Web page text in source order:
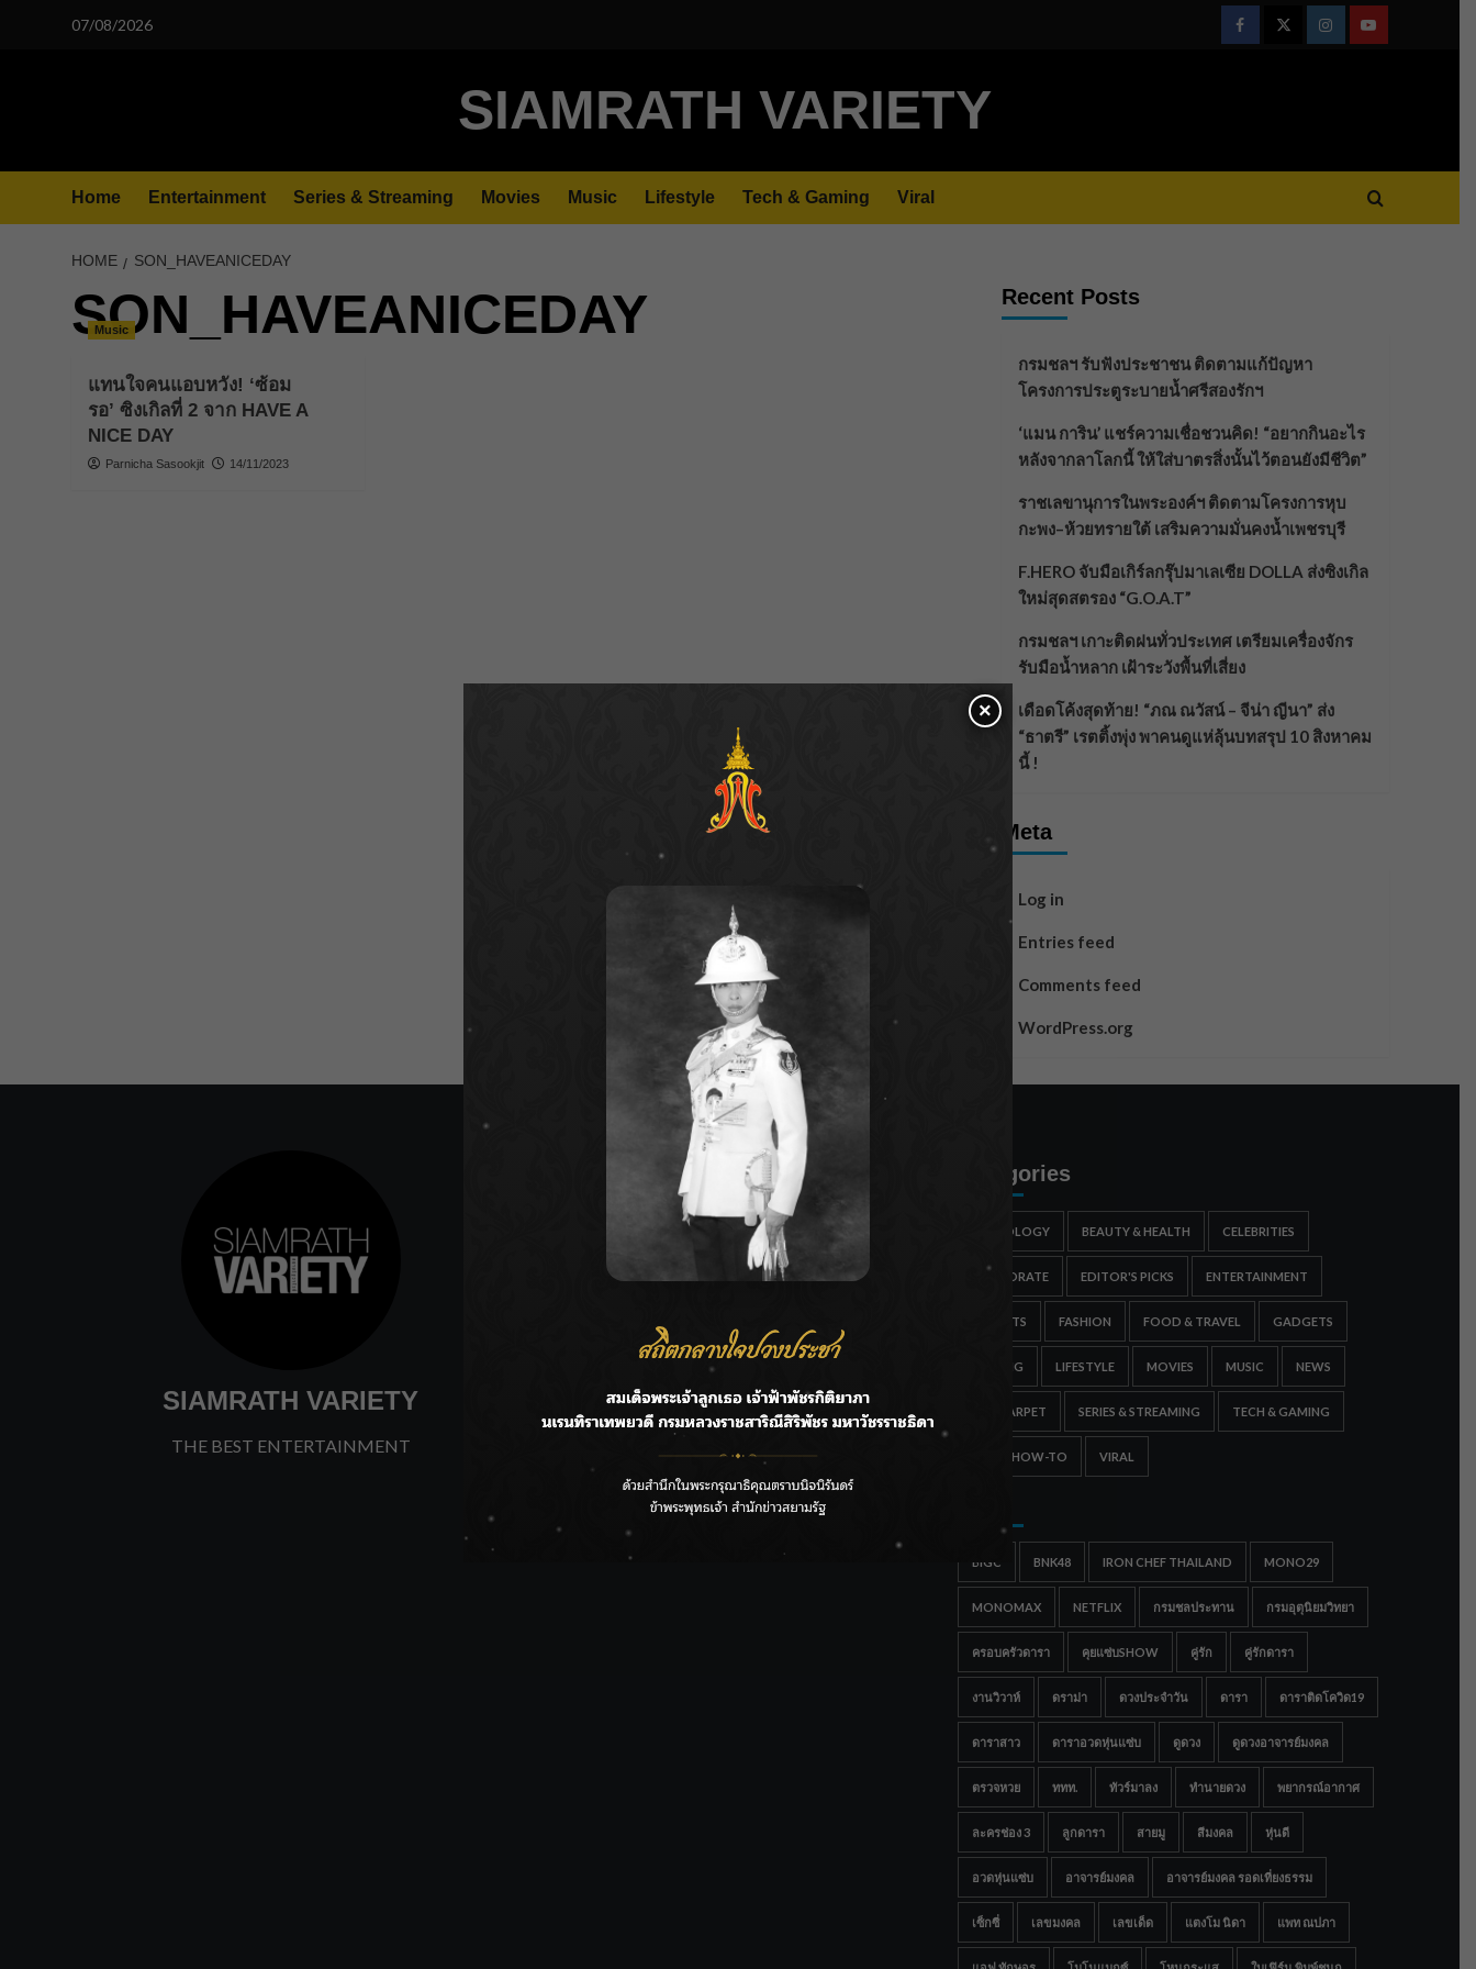
07/08/2026
FacebookTwitterInstagramYoutube
SIAMRATH VARIETY
Home Entertainment Series & Streaming Movies Music Lifestyle Tech & Gaming Viral
HOME SON_HAVEANICEDAY
SON_HAVEANICEDAY
Music
แทนใจคนแอบหวัง! ‘ซ้อม
รอ’ ซิงเกิลที่ 2 จาก HAVE A
NICE DAY
Parnicha Sasookjit 14/11/2023
Recent Posts
กรมชลฯ รับฟังประชาชน ติดตามแก้ปัญหา
โครงการประตูระบายน้ำศรีสองรักฯ
‘แมน การิน’ แชร์ความเชื่อชวนคิด! “อยากกินอะไร
หลังจากลาโลกนี้ ให้ใส่บาตรสิ่งนั้นไว้ตอนยังมีชีวิต”
ราชเลขานุการในพระองค์ฯ ติดตามโครงการหุบ
กะพง–ห้วยทรายใต้ เสริมความมั่นคงน้ำเพชรบุรี
F.HERO จับมือเกิร์ลกรุ๊ปมาเลเซีย DOLLA ส่งซิงเกิล
ใหม่สุดสตรอง “G.O.A.T”
กรมชลฯ เกาะติดฝนทั่วประเทศ เตรียมเครื่องจักร
รับมือน้ำหลาก เฝ้าระวังพื้นที่เสี่ยง
เดือดโค้งสุดท้าย! “ภณ ณวัสน์ – จีน่า ญีนา” ส่ง
“ธาตรี” เรตติ้งพุ่ง พาคนดูแห่ลุ้นบทสรุป 10 สิงหาคม
นี้ !
Meta
Log in
Entries feed
Comments feed
WordPress.org
SIAMRATH VARIETY
THE BEST ENTERTAINMENT
กรมชลฯ รับฟังประชาชน ติดตามแก้ปัญหาโครงการประตู
ลาโลกนี้ ให้ใส่บาตรสิ่งนั้นไว้ตอนยังมีชีวิต”
ราชเลขานุการในพระองค์ฯ ติดตามโครงการหุบกะพง–ห้วย
ทรายใต้ เสริมความมั่นคงน้ำเพชรบุรี
ตรอง “G.O.A.T”
กรมชลฯ เกาะติดฝนทั่วประเทศ เตรียมเครื่องจักรรับมือน้ำ
Categories
ASTROLOGY BEAUTY & HEALTH CELEBRITIES
CORPORATE EDITOR'S PICKS ENTERTAINMENT
ESPORTS FASHION FOOD & TRAVEL GADGETS
GAMING LIFESTYLE MOVIES MUSIC NEWS
RED CARPET SERIES & STREAMING TECH & GAMING
TIPS & HOW-TO VIRAL
BIGC BNK48 IRON CHEF THAILAND MONO29
MONOMAX NETFLIX กรมชลประทาน กรมอุตุนิยมวิทยา
ครอบครัวดารา คุยแซ่บSHOW คู่รัก คู่รักดารา
งานวิวาห์ ดราม่า ดวงประจำวัน ดารา ดาราติดโควิด19
ดาราสาว ดาราอวดหุ่นแซ่บ ดูดวง ดูดวงอาจารย์มงคล
ตรวจหวย ททท. ทัวร์มาลง ทำนายดวง พยากรณ์อากาศ
ละครช่อง 3 ลูกดารา สายมู สีมงคล หุ่นดี
อวดหุ่นแซ่บ อาจารย์มงคล อาจารย์มงคล รอดเที่ยงธรรม
เซ็กซี่ เลขมงคล เลขเด็ด แตงโม นิดา แพท ณปภา
×